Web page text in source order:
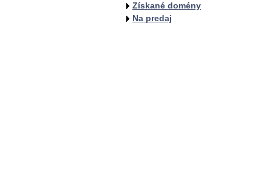
Získané domény
Na predaj